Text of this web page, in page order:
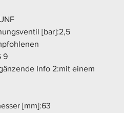
[bar]:2,5
9
Info 2:mit einem
[mm]:63